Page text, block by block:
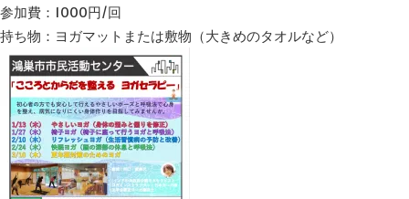
参加費：1000円/回
持ち物：ヨガマットまたは敷物（大きめのタオルなど）